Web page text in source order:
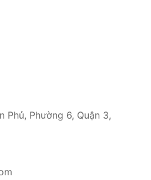
Phủ, Phường 6, Quận 3,